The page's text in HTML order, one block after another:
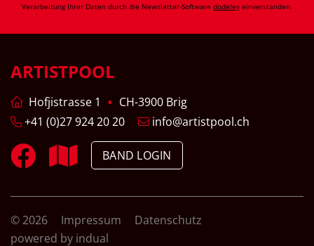
Verarbeitung Ihrer Daten durch die Newsletter-Software dodeley einverstanden.
ARTISTPOOL
Hofjistrasse 1
CH-3900 Brig
+41 (0)27 924 20 20
info@artistpool.ch
BAND LOGIN
© 2026 Impressum
Datenschutz
powered by indual